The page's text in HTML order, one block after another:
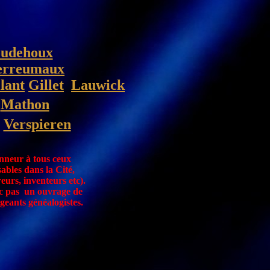
Gillet Lauwick
Mathon
Verspieren
à tous ceux
dans la Cité,
inventeurs etc).
pas un ouvrage de
généalogistes.